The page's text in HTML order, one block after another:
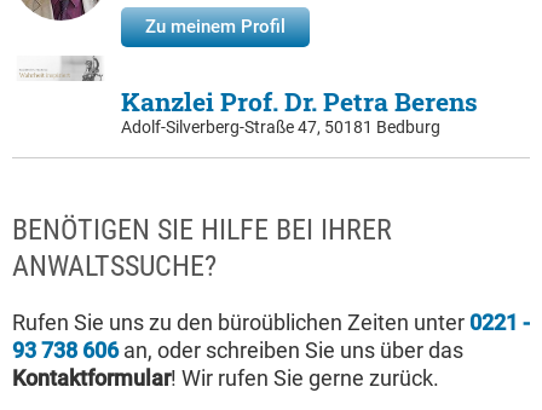
Zu meinem Profil
Kanzlei Prof. Dr. Petra Berens
Adolf-Silverberg-Straße 47, 50181 Bedburg
BENÖTIGEN SIE HILFE BEI IHRER
ANWALTSSUCHE?
Rufen Sie uns zu den büroüblichen Zeiten unter 0221 -
93 738 606an, oder schreiben Sie uns über das
Kontaktformular! Wir rufen Sie gerne zurück.